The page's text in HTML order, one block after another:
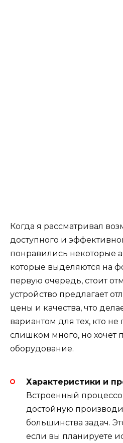
Когда я рассматривал
доступного и
понравились некоторые
которые выделяются на
первую очередь, стоит
устройство предлагает
цены и качества, что
вариантом для тех, кто не
слишком много, но хочет
оборудование.
Характеристики и
Встроенный
достойную
большинства задач.
если вы планируете